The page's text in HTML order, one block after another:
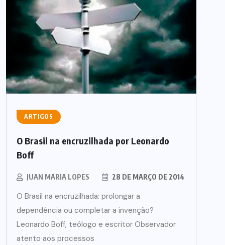
ARTIGOS
O Brasil na encruzilhada por Leonardo
Boff
JUAN MARIA LOPES 28 DE MARÇO DE 2014
O Brasil na encruzilhada: prolongar a
dependência ou completar a invenção?
Leonardo Boff, teólogo e escritor Observador
atento aos processos